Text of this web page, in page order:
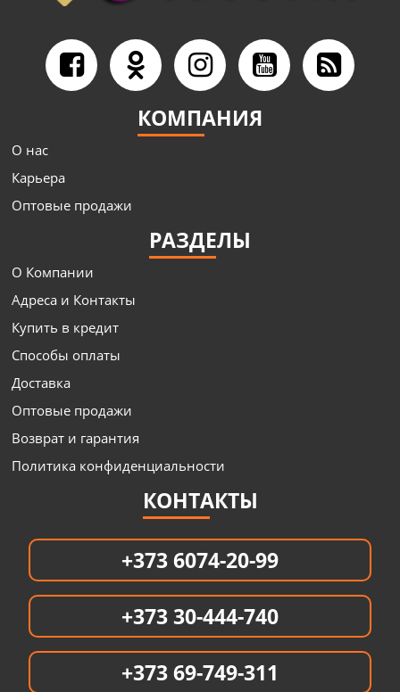
КОМПАНИЯ
О нас
Карьера
Оптовые продажи
РАЗДЕЛЫ
О Компании
Адреса и Контакты
Купить в кредит
Способы оплаты
Доставка
Оптовые продажи
Возврат и гарантия
Политика конфиденциальности
КОНТАКТЫ
+373 6074-20-99
+373 30-444-740
+373 69-749-311